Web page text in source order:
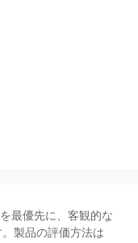
最優先に、客観的な
製品の評価方法は